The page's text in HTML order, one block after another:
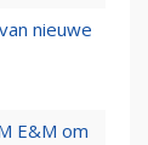
nieuwe
E&M om